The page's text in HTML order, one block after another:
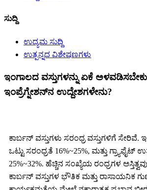
ಸುದ್ದಿ
ಉದ್ಯಮ ಸುದ್ದಿ
ಉತ್ಪನ್ನದ ವಿಶೇಷಣಗಳು
ಇಂಗಾಲದ ವಸ್ತುಗಳನ್ನು ಏಕೆ ಅಳವಡಿಸಬೇಕು
ಇಂಪ್ರೆಗ್ನೇಶನ್‌ನ ಉದ್ದೇಶಗಳೇನು?
ಕಾರ್ಬನ್ ವಸ್ತುಗಳು ಸರಂಧ್ರ ವಸ್ತುಗಳಿಗೆ ಸೇರಿವೆ.
ಒಟ್ಟು ಸರಂಧ್ರತೆ 16%~25%, ಮತ್ತು ಗ್ರ್ಯಾಫೈಟ್
25%~32%. ಹೆಚ್ಚಿನ ಸಂಖ್ಯೆಯ ರಂಧ್ರಗಳ
ಕಾರ್ಬನ್ ವಸ್ತುಗಳ ಭೌತಿಕ ಮತ್ತು ರಾಸಾಯನಿಕ